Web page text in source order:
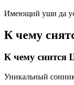
Имеющий уши да
К чему
К чему снится
Уникальный